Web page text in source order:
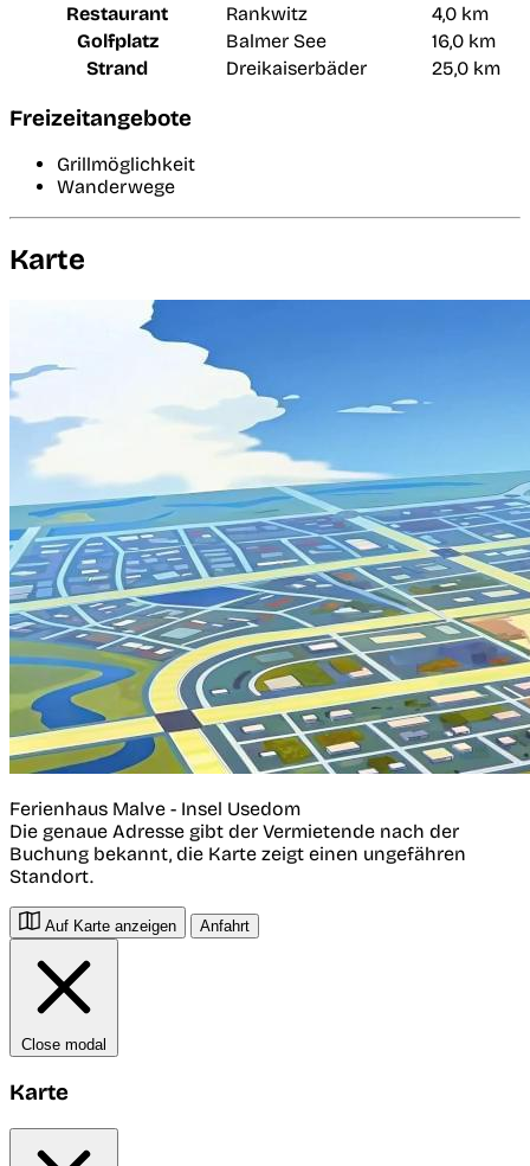
Restaurant
Rankwitz
4,0 km
Golfplatz
Balmer See
16,0 km
Strand
Dreikaiserbäder 25,0 km
Freizeitangebote
Grillmöglichkeit
Wanderwege
Karte
Ferienhaus Malve - Insel Usedom
Die genaue Adresse gibt der Vermietende nach der
Buchung bekannt, die Karte zeigt einen ungefähren
Standort.
Auf Karte anzeigen Anfahrt
Close modal
Karte